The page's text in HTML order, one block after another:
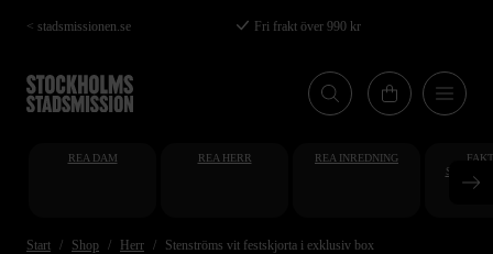
Hoppa
till
huvudinnehåll
< stadsmissionen.se Fri frakt över 990 kr
REA DAM REA HERR REA INREDNING
Start Shop Herr Stenströms vit festskjorta i exklusiv box